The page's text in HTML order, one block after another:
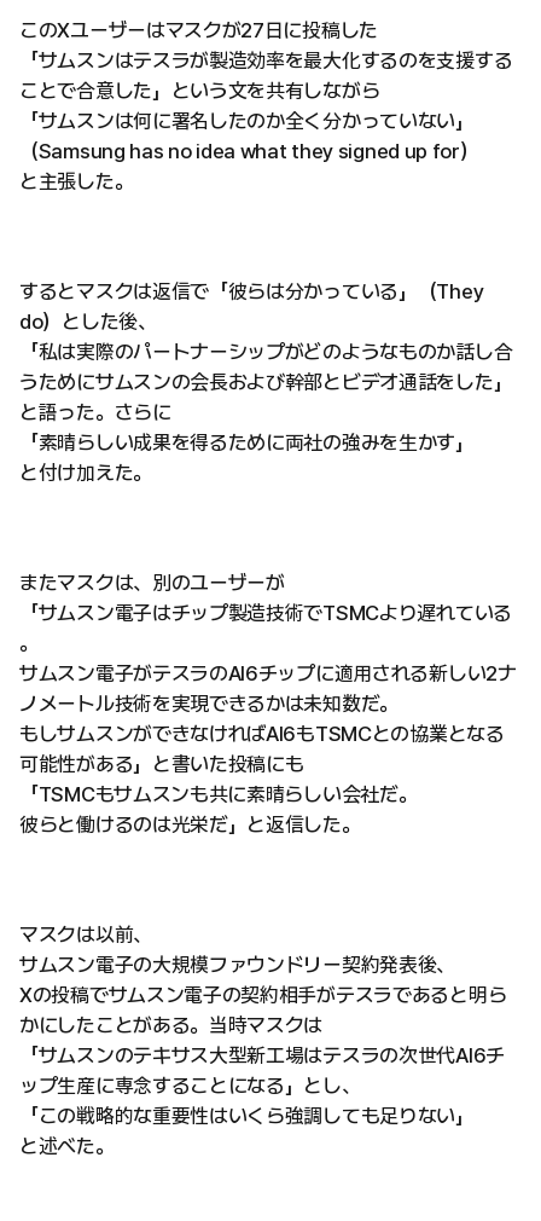
このXユーザーはマスクが27日に投稿した
「サムスンはテスラが製造効率を最大化するのを支援する
ことで合意した」という文を共有しながら
「サムスンは何に署名したのか全く分かっていない」
（Samsung has no idea what they signed up for）
と主張した。
するとマスクは返信で「彼らは分かっている」（They
do）とした後、
「私は実際のパートナーシップがどのようなものか話し合
うためにサムスンの会長および幹部とビデオ通話をした」
と語った。さらに
「素晴らしい成果を得るために両社の強みを生かす」
と付け加えた。
またマスクは、別のユーザーが
「サムスン電子はチップ製造技術でTSMCより遅れている
。
サムスン電子がテスラのAI6チップに適用される新しい2ナ
ノメートル技術を実現できるかは未知数だ。
もしサムスンができなければAI6もTSMCとの協業となる
可能性がある」と書いた投稿にも
「TSMCもサムスンも共に素晴らしい会社だ。
彼らと働けるのは光栄だ」と返信した。
マスクは以前、
サムスン電子の大規模ファウンドリー契約発表後、
Xの投稿でサムスン電子の契約相手がテスラであると明ら
かにしたことがある。当時マスクは
「サムスンのテキサス大型新工場はテスラの次世代AI6チ
ップ生産に専念することになる」とし、
「この戦略的な重要性はいくら強調しても足りない」
と述べた。